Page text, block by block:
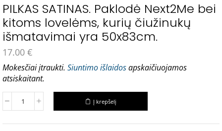
PILKAS SATINAS. Paklodė Next2Me bei
kitoms lovelėms, kurių čiužinukų
išmatavimai yra 50x83cm.
17.00 €
Mokesčiai įtraukti. Siuntimo išlaidosapskaičiuojamos
atsiskaitant.
Į krepšelį